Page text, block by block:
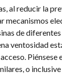
al reducir la
mecanismos
de
ventosidad
o